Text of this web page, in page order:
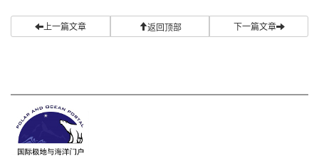
上一篇文章 返回顶部 下一篇文章